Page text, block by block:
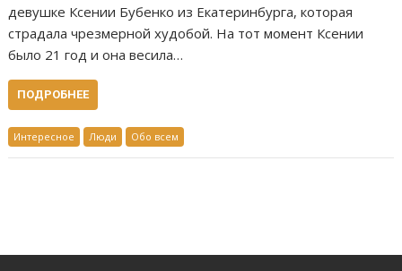
девушке Ксении Бубенко из Екатеринбурга, которая
страдала чрезмерной худобой. На тот момент Ксении
было 21 год и она весила…
ПОДРОБНЕЕ
Интересное Люди Обо всем